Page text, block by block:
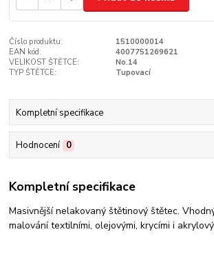
Číslo produktu:
1510000014
EAN kód:
4007751269621
VELIKOST ŠTĚTCE:
No.14
TYP ŠTĚTCE:
Tupovací
Kompletní specifikace
Hodnocení 0
Kompletní specifikace
Masivnější nelakovaný štětinový štětec.
malování textilními, olejovými, krycími i